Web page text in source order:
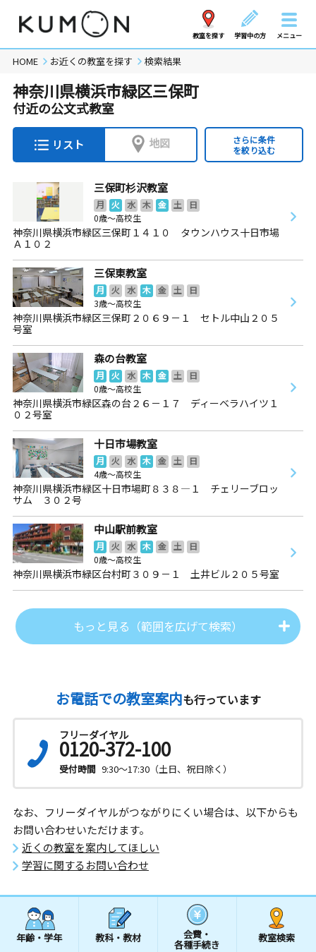
教室を探す 学習中の方 メニュー
HOME お近くの教室を探す 検索結果
神奈川県横浜市緑区三保町
付近の公文式教室
リスト 地図
さらに条件
を絞り込む
三保町杉沢教室
月 火 水 木 金 土
日
0歳～高校生
神奈川県横浜市緑区三保町１４１０ タウンハウス十日市場
Ａ１０２
三保東教室
月 火 水 木 金 土
日
3歳～高校生
神奈川県横浜市緑区三保町２０６９－１ セトル中山２０５
号室
森の台教室
月 火 水 木 金 土
日
0歳～高校生
神奈川県横浜市緑区森の台２６－１７ ディーベラハイツ１
０２号室
十日市場教室
月 火 水 木 金 土
日
4歳～高校生
神奈川県横浜市緑区十日市場町８３８―１ チェリーブロッ
サム ３０２号
中山駅前教室
月 火 水 木 金 土
日
0歳～高校生
神奈川県横浜市緑区台村町３０９－１ 土井ビル２０５号室
もっと見る（範囲を広げて検索）
お電話での教室案内も行っています
フリーダイヤル
0120-372-100
受付時間 9:30～17:30（土日、祝日除く）
なお、フリーダイヤルがつながりにくい場合は、以下からも
お問い合わせいただけます。
近くの教室を案内してほしい
学習に関するお問い合わせ
年齢・学年 教科・教材 会費・
各種手続き
教室検索